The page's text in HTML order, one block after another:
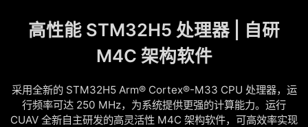
高性能 STM32H5 处理器 | 自研
M4C 架构软件
采用全新的 STM32H5 Arm® Cortex®-M33 CPU 处理器，运
行频率可达 250 MHz，为系统提供更强的计算能力。运行
CUAV 全新自主研发的高灵活性 M4C 架构软件，可高效率实现